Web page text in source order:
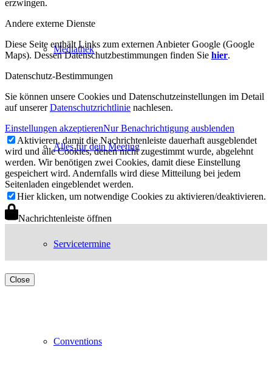
Mediathek
Alles für dein Meeting
Servicetermine
Conventions
erzwingen.
Andere externe Dienste
Diese Seite enthält Links zum externen Anbieter Google (Google
Maps). Dessen Datenschutzbestimmungen finden Sie hier.
Datenschutz-Bestimmungen
Sie können unsere Cookies und Datenschutzeinstellungen im Detail
auf unsererDatenschutzrichtlinie nachlesen.
Einstellungen akzeptierenNur Benachrichtigung ausblenden
Aktivieren, damit die Nachrichtenleiste dauerhaft ausgeblendet
wird und alle Cookies, denen nicht zugestimmt wurde, abgelehnt
werden. Wir benötigen zwei Cookies, damit diese Einstellung
gespeichert wird. Andernfalls wird diese Mitteilung bei jedem
Seitenladen eingeblendet werden.
Hier klicken, um notwendige Cookies zu aktivieren/deaktivieren.
Nachrichtenleiste öffnen
Close